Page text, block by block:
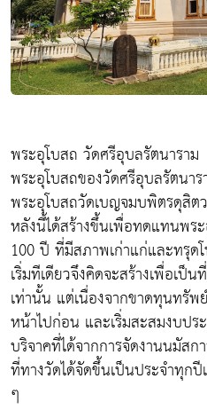
พระอุโบสถ วัดศรีอุบลรัตนาราม
พระอุโบสถของวัดศรีอุบลรัตนา
พระอุโบสถวัดเบญจมบพิตรดุสิต
หลังนี้ได้สร้างขึ้นเพื่อทดแทนพร
100 ปี ที่มีสภาพเก่าแก่และทรุด
เริ่มทีเดียวจึงคิดจะสร้างเพื่อเ
เท่านั้น แต่เนื่องจากขาดทุนทรั
หน้าไปก่อน และเริ่มสะสมงบปร
บริจาคที่ได้จากการจัดงานนมัส
ที่ทางวัดได้จัดขึ้นเป็นประจำทุกปี
ๆ